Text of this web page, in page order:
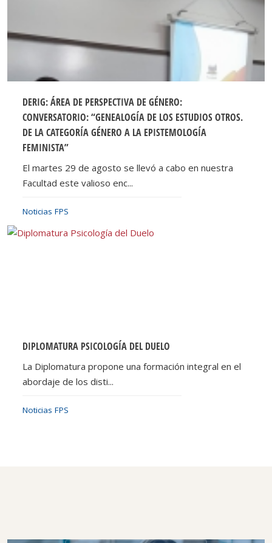
DERIG: ÁREA DE PERSPECTIVA DE GÉNERO:
CONVERSATORIO: “GENEALOGÍA DE LOS ESTUDIOS OTROS.
DE LA CATEGORÍA GÉNERO A LA EPISTEMOLOGÍA
FEMINISTA”
Noticias FPS
El martes 29 de agosto se llevó a cabo en nuestra
Facultad este valioso enc...
DIPLOMATURA PSICOLOGÍA DEL DUELO
Noticias FPS
La Diplomatura propone una formación integral en el
abordaje de los disti...